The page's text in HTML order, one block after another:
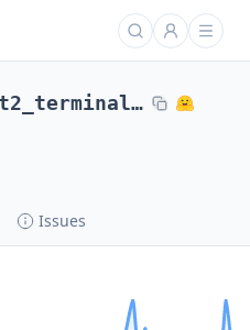
DCAgent2_terminal_bench_2_DCAgent_nl2bash-nl2bash-bugsseq_Qwen3-8B-maxEps24-112a82860e5
Issues